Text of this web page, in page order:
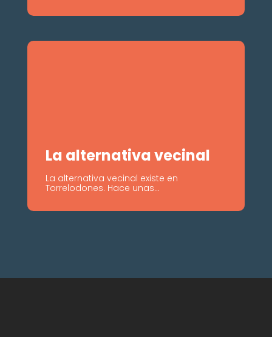
La alternativa vecinal
La alternativa vecinal existe en
Torrelodones. Hace unas...